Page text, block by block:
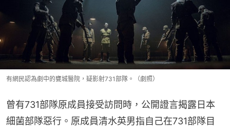
有網民認為劇中的甕城醫院，疑影射731部隊。（劇照）
曾有731部隊原成員接受訪問時，公開證言揭露日本
細菌部隊惡行。原成員清水英男指自己在731部隊目